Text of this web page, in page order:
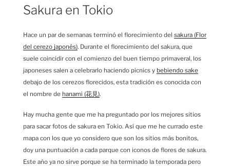
EL
Sakura en Tokio
Hace un par de semanas terminó el florecimiento del sakura (Flor
del cerezo japonés). Durante el florecimiento del sakura, que
suele coincidir con el comienzo del buen tiempo primaveral, los
japoneses salen a celebrarlo haciendo picnics y bebiendo sake
debajo de los cerezos florecidos, esta tradición es conocida con
el nombre de hanami (花見).
Hay mucha gente que me ha preguntado por los mejores sitios
para sacar fotos de sakura en Tokio. Así que me he currado este
mapa con los que yo considero que son los sitios más bonitos,
doy una puntuación a cada parque con iconos de flores de sakura.
Este año ya no sirve porque se ha terminado la temporada pero